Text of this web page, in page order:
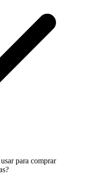
para comprar